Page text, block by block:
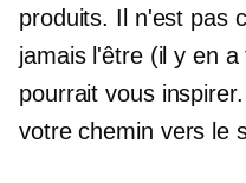
produits. Il n'est pas
jamais l'être (il y en
pourrait vous
votre chemin vers le